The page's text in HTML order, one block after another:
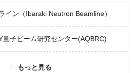
イン（Ibaraki Neutron Beamline）
量子ビーム研究センター(AQBRC)
もっと見る